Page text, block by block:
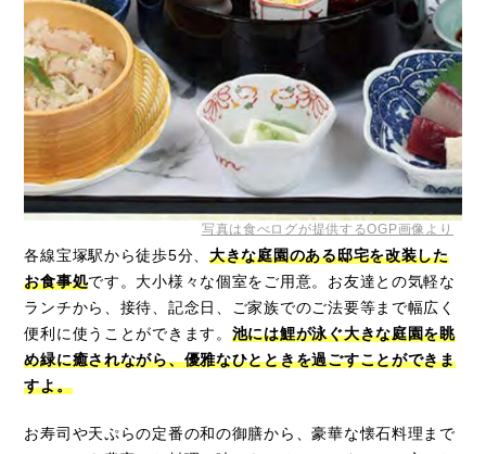
写真は食べログが提供するOGP画像より
各線宝塚駅から徒歩5分、大きな庭園のある邸宅を改装した
お食事処です。大小様々な個室をご用意。お友達との気軽な
ランチから、接待、記念日、ご家族でのご法要等まで幅広く
便利に使うことができます。 池には鯉が泳ぐ大きな庭園を眺
め緑に癒されながら、優雅なひとときを過ごすことができま
すよ。
お寿司や天ぷらの定番の和の御膳から、豪華な懐石料理まで